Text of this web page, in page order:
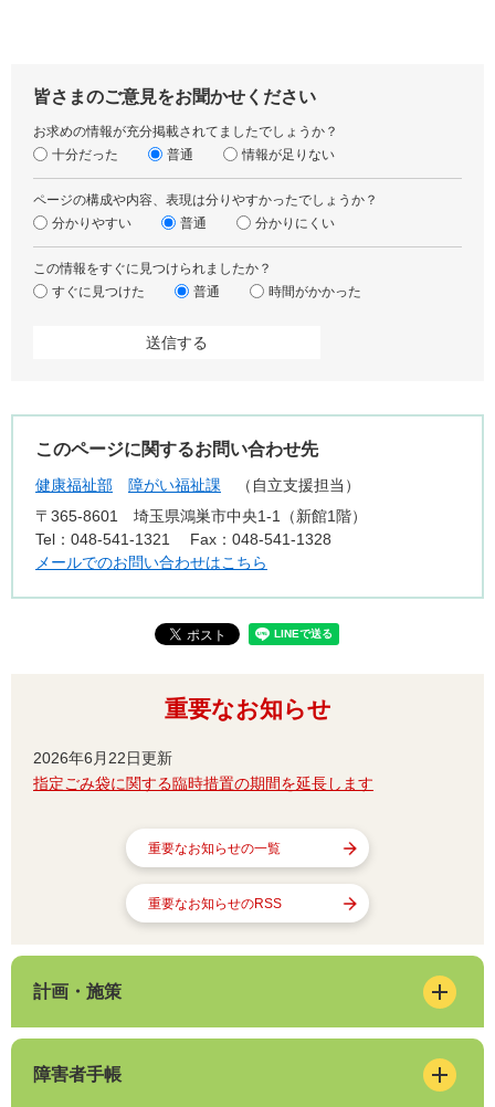
皆さまのご意見をお聞かせください
お求めの情報が充分掲載されてましたでしょうか？
十分だった
普通 情報が足りない
ページの構成や内容、表現は分りやすかったでしょうか？
分かりやすい
普通 分かりにくい
この情報をすぐに見つけられましたか？
すぐに見つけた
普通 時間がかかった
このページに関するお問い合わせ先
健康福祉部 障がい福祉課
自立支援担当
〒365-8601
埼玉県鴻巣市中央1-1（新館1階）
Tel：048-541-1321
Fax：048-541-1328
メールでのお問い合わせはこちら
重要なお知らせ
2026年6月22日更新
指定ごみ袋に関する臨時措置の期間を延長します
重要なお知らせの一覧
重要なお知らせのRSS
計画・施策
障害者手帳